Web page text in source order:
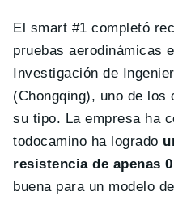
El smart #1 completó
pruebas aerodinámicas
Investigación de
(Chongqing), uno de los
su tipo. La empresa ha
todocamino ha logrado
resistencia de apenas
buena para un modelo